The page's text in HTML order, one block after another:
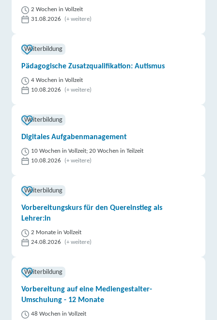
2 Wochen in Vollzeit
31.08.2026
(+ weitere)
Weiterbildung
Pädagogische Zusatzqualifikation: Autismus
4 Wochen in Vollzeit
10.08.2026
(+ weitere)
Weiterbildung
Digitales Aufgabenmanagement
10 Wochen in Vollzeit; 20 Wochen in Teilzeit
10.08.2026
(+ weitere)
Weiterbildung
Vorbereitungskurs für den Quereinstieg als
Lehrer:in
2 Monate in Vollzeit
24.08.2026
(+ weitere)
Weiterbildung
Vorbereitung auf eine Mediengestalter-
Umschulung - 12 Monate
48 Wochen in Vollzeit